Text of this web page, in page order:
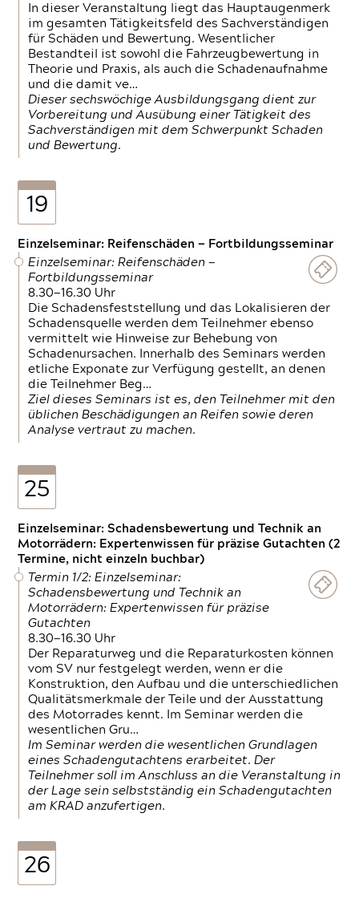
In dieser Veranstaltung liegt das Hauptaugenmerk
im gesamten Tätigkeitsfeld des Sachverständigen
für Schäden und Bewertung. Wesentlicher
Bestandteil ist sowohl die Fahrzeugbewertung in
Theorie und Praxis, als auch die Schadenaufnahme
und die damit ve…
Dieser sechswöchige Ausbildungsgang dient zur
Vorbereitung und Ausübung einer Tätigkeit des
Sachverständigen mit dem Schwerpunkt Schaden
und Bewertung.
19
Einzelseminar: Reifenschäden — Fortbildungsseminar
Einzelseminar: Reifenschäden —
Fortbildungsseminar
8.30—16.30 Uhr
Die Schadensfeststellung und das Lokalisieren der
Schadensquelle werden dem Teilnehmer ebenso
vermittelt wie Hinweise zur Behebung von
Schadenursachen. Innerhalb des Seminars werden
etliche Exponate zur Verfügung gestellt, an denen
die Teilnehmer Beg…
Ziel dieses Seminars ist es, den Teilnehmer mit den
üblichen Beschädigungen an Reifen sowie deren
Analyse vertraut zu machen.
25
Einzelseminar: Schadensbewertung und Technik an
Motorrädern: Expertenwissen für präzise Gutachten (2
Termine, nicht einzeln buchbar)
Termin 1/2: Einzelseminar:
Schadensbewertung und Technik an
Motorrädern: Expertenwissen für präzise
Gutachten
8.30—16.30 Uhr
Der Reparaturweg und die Reparaturkosten können
vom SV nur festgelegt werden, wenn er die
Konstruktion, den Aufbau und die unterschiedlichen
Qualitätsmerkmale der Teile und der Ausstattung
des Motorrades kennt. Im Seminar werden die
wesentlichen Gru…
Im Seminar werden die wesentlichen Grundlagen
eines Schadengutachtens erarbeitet. Der
Teilnehmer soll im Anschluss an die Veranstaltung in
der Lage sein selbstständig ein Schadengutachten
am KRAD anzufertigen.
26